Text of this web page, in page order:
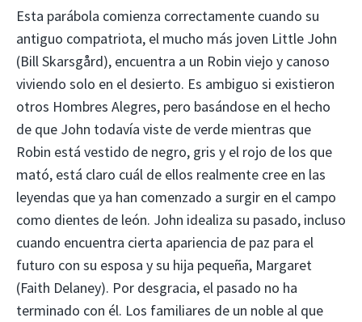
Esta parábola comienza correctamente cuando su
antiguo compatriota, el mucho más joven Little John
(Bill Skarsgård), encuentra a un Robin viejo y canoso
viviendo solo en el desierto. Es ambiguo si existieron
otros Hombres Alegres, pero basándose en el hecho
de que John todavía viste de verde mientras que
Robin está vestido de negro, gris y el rojo de los que
mató, está claro cuál de ellos realmente cree en las
leyendas que ya han comenzado a surgir en el campo
como dientes de león. John idealiza su pasado, incluso
cuando encuentra cierta apariencia de paz para el
futuro con su esposa y su hija pequeña, Margaret
(Faith Delaney). Por desgracia, el pasado no ha
terminado con él. Los familiares de un noble al que